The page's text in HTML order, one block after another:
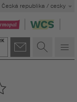
Česká republika / cesky